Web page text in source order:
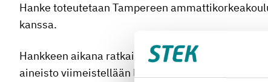
Hanke toteutetaan Tampereen
kanssa.
Hankkeen aikana ratkaisuja pilotoidaan
aineisto viimeistellään laajempaan käyttöön.